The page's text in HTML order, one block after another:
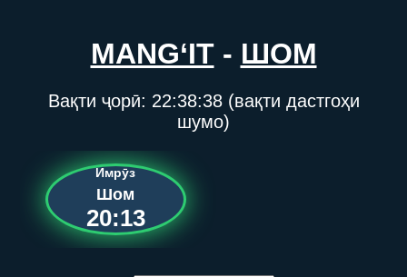
MANG‘IT- ШОМ
Вақти ҷорӣ: 22:38:38(вақти дастгоҳи
шумо)
Имрӯз
Шом
20:13